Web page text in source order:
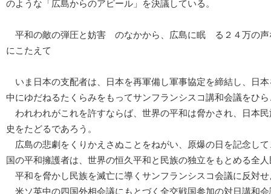
のような「広島からのアピール」を決議している。
平和の敵の弾圧と妨害 のなかから、広島に眠 る２４万の
にこたえて
いま日本の支配者は、日本を再軍備し軍事協定を締結し、日
中にゆだねるたくらみをもってサンフランシスコ講和会議をひ
われわれがこれを許すならば、世界の平和は脅かされ、日本
史をたどるであろう。
広島の悲劇をくりかえさぬことをねがい、原爆の日を記念し
国の平和擁護者は、世界の恒久平和と民族の独立をもとめる全
平和を脅かし民族を滅亡に導くサンフランシスコ会議に反対せ
米ソ英中の四国外相会議にもとづく全交戦国参加の対日講和